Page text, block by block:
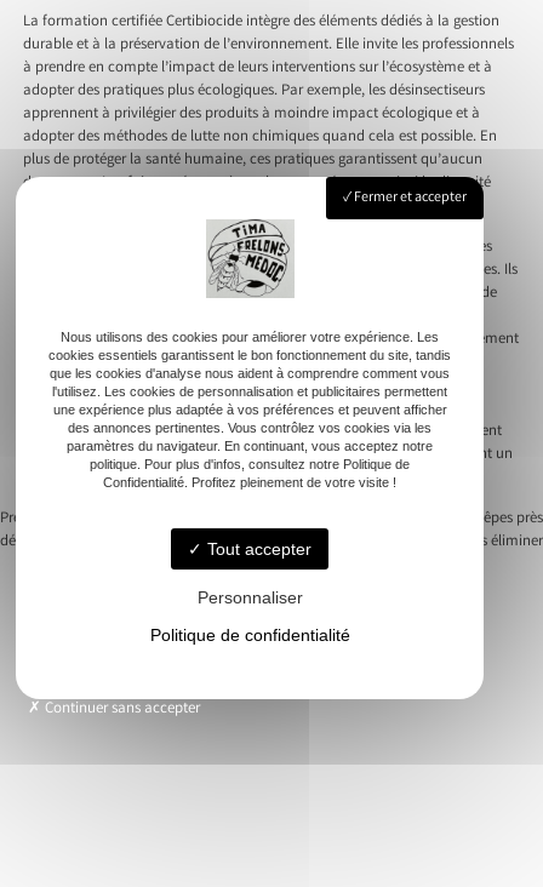
La formation certifiée Certibiocide intègre des éléments dédiés à la gestion
durable et à la préservation de l’environnement. Elle invite les professionnels
à prendre en compte l’impact de leurs interventions sur l’écosystème et à
adopter des pratiques plus écologiques. Par exemple, les désinsectiseurs
apprennent à privilégier des produits à moindre impact écologique et à
adopter des méthodes de lutte non chimiques quand cela est possible. En
plus de protéger la santé humaine, ces pratiques garantissent qu’aucun
dommage n’est fait aux écosystèmes locaux, préservant ainsi la diversité
Les désinsectiseurs certifiés se tiennent également informés des avancées
technologiques dans le domaine des solutions de lutte contre les nuisibles. Ils
s’efforcent d’intégrer les méthodes les plus innovantes et respectueuses de
actualisées, ils rejoignent efficacement l’objectif plus large de développement
durable. Ainsi, ils s’assurent que leur travail reste en phase avec les
préoccupations contemporaines axées sur la conservation et la
responsabilité écologique. Par conséquent, solliciter les services d’un
professionnel détenteur de la certification Certibiocide n’est pas seulement
une décision garantissant votre sécurité, mais aussi un choix qui soutient un
avenir plus vert et durable.
Navigation
l’article
Previous:
dératisation protège des infestations
Les dangers d’un nid de guêpes près
de chez vous et comment les éliminer
Rongeurs
Fermer et accepter
Nous utilisons des cookies pour améliorer votre expérience. Les
cookies essentiels garantissent le bon fonctionnement du site, tandis
que les cookies d'analyse nous aident à comprendre comment vous
l'utilisez. Les cookies de personnalisation et publicitaires permettent
une expérience plus adaptée à vos préférences et peuvent afficher
des annonces pertinentes. Vous contrôlez vos cookies via les
paramètres du navigateur. En continuant, vous acceptez notre
politique. Pour plus d'infos, consultez notre Politique de
Confidentialité. Profitez pleinement de votre visite !
Tout accepter
Personnaliser
Politique de confidentialité
Continuer sans accepter